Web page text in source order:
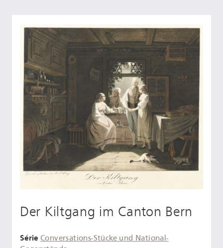
Der Kiltgang im Canton Bern
Série Conversations-Stücke und National-